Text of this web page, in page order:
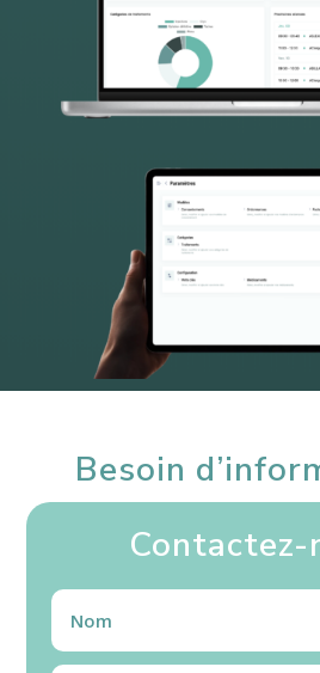
Besoin
Contactez-